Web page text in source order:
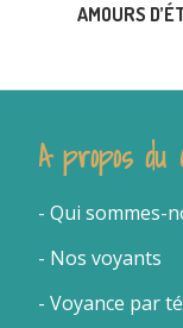
AMOURS
A propos du
- Qui sommes-
- Nos voyants
-Voyance par